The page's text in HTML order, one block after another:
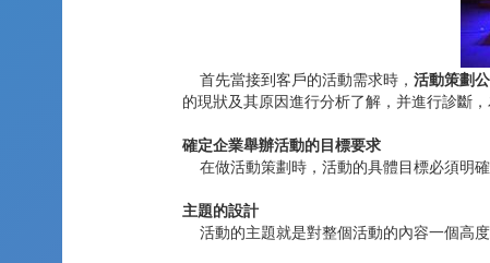
首先當接到客戶的活動需求時， 活動策劃
的現狀及其原因進行分析了解，并進行診斷
確定企業舉辦活動的目標要求
在做活動策劃時，活動的具體目標必須明
主題的設計
活動的主題就是對整個活動的內容一個高